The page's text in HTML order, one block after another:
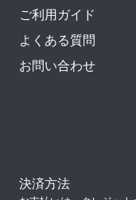
ご利用ガイド
よくある質問
お問い合わせ
決済方法